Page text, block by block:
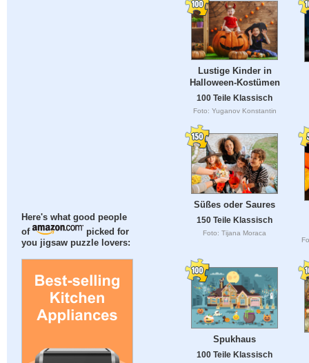
Here's what good people
of
picked for
you jigsaw puzzle lovers:
Lustige Kinder in
Halloween-Kostümen
100 Teile Klassisch
Foto: Yuganov Konstantin
Süßes oder Saures
150 Teile Klassisch
Foto: Tijana Moraca
Spukhaus
100 Teile Klassisch